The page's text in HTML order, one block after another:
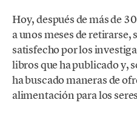
Hoy, después de más de
a unos meses de
satisfecho por los
libros que ha publicado y,
ha buscado maneras de
alimentación para los